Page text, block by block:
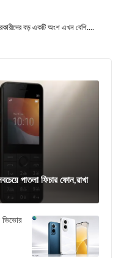
বড় একটি অংশ এখন বেশি....
পাতলা ফিচার ফোন,রাখা
ভিভোর